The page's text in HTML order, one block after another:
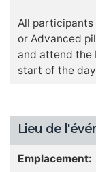
All participants
or Advanced
and attend the
start of the
Lieu de
Emplacement: